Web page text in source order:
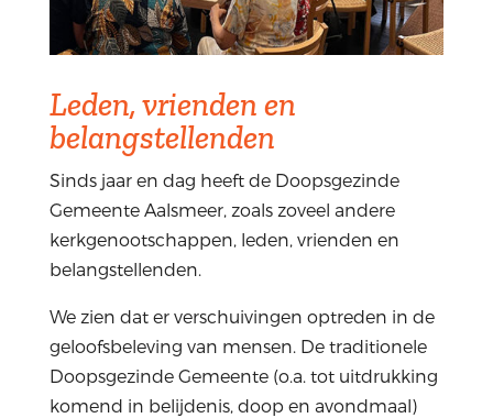
Leden, vrienden en
belangstellenden
Sinds jaar en dag heeft de Doopsgezinde
Gemeente Aalsmeer, zoals zoveel andere
kerkgenootschappen, leden, vrienden en
belangstellenden.
We zien dat er verschuivingen optreden in de
geloofsbeleving van mensen. De traditionele
Doopsgezinde Gemeente (o.a. tot uitdrukking
komend in belijdenis, doop en avondmaal)